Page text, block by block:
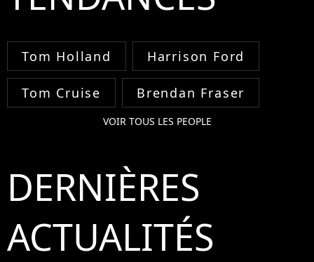
Tom Holland Harrison Ford
Tom Cruise Brendan Fraser
VOIR TOUS LES PEOPLE
DERNIÈRES
ACTUALITÉS